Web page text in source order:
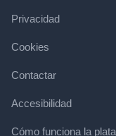
Privacidad
Cookies
Contactar
Accesibilidad
Cómo funciona la